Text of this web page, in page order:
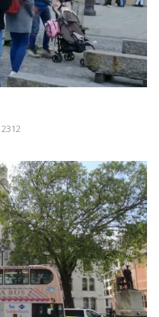
2312